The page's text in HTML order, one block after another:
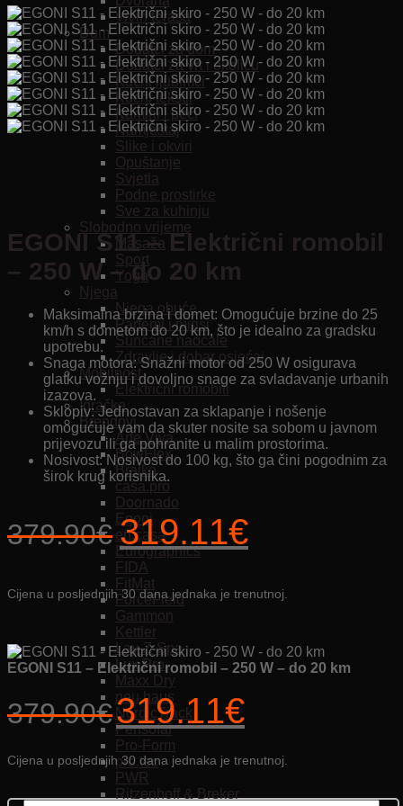
Vrt in terasa
Dom
Dodatci za dom
Dodatci za vrt i okolicu
Kućni ljubimci
Kućni tekstil
Kamini i peći
Namještaj
Slike i okviri
Opuštanje
Svjetla
Podne prostirke
Sve za kuhinju
Slobodno vrijeme
Masaža
Sport
Yoga
Njega
Njega obuće
Parfemi i mirisi
Sunčane naočale
Zdravlje i dobar osjećaj
Mobilnost
Električni romobili
Igračke
Brendovi
Arte Viva
BowFlex
Bralko
casa.pro
Doornado
Egoni
en.casa
Eurographics
FIDA
FitMat
ForceField
Gammon
Kettler
Lay-Z-Spa
Lux Pro
Maxx Dry
neu.haus
NordicTrack
Pensofal
Pro-Form
pro.tec
PWR
Ritzenhoff & Breker
EGONI S11 – Električni romobil
– 250 W – do 20 km
Maksimalna brzina i domet: Omogućuje brzine do 25
km/h s dometom do 20 km, što je idealno za gradsku
upotrebu.
Snaga motora: Snažni motor od 250 W osigurava
glatku vožnju i dovoljno snage za svladavanje urbanih
izazova.
Sklopiv: Jednostavan za sklapanje i nošenje
omogućuje vam da skuter nosite sa sobom u javnom
prijevozu ili ga pohranite u malim prostorima.
Nosivost: Nosivost do 100 kg, što ga čini pogodnim za
širok krug korisnika.
379.90€ Izvorna
cijena
bila
je:
379.90€.
319.11€Trenutna
cijena
je:
Cijena u posljednjih 30 dana jednaka je trenutnoj.
EGONI S11 – Električni romobil – 250 W – do 20 km
379.90€ Izvorna
cijena
bila
je:
379.90€.
319.11€cijena
je:
Cijena u posljednjih 30 dana jednaka je trenutnoj.